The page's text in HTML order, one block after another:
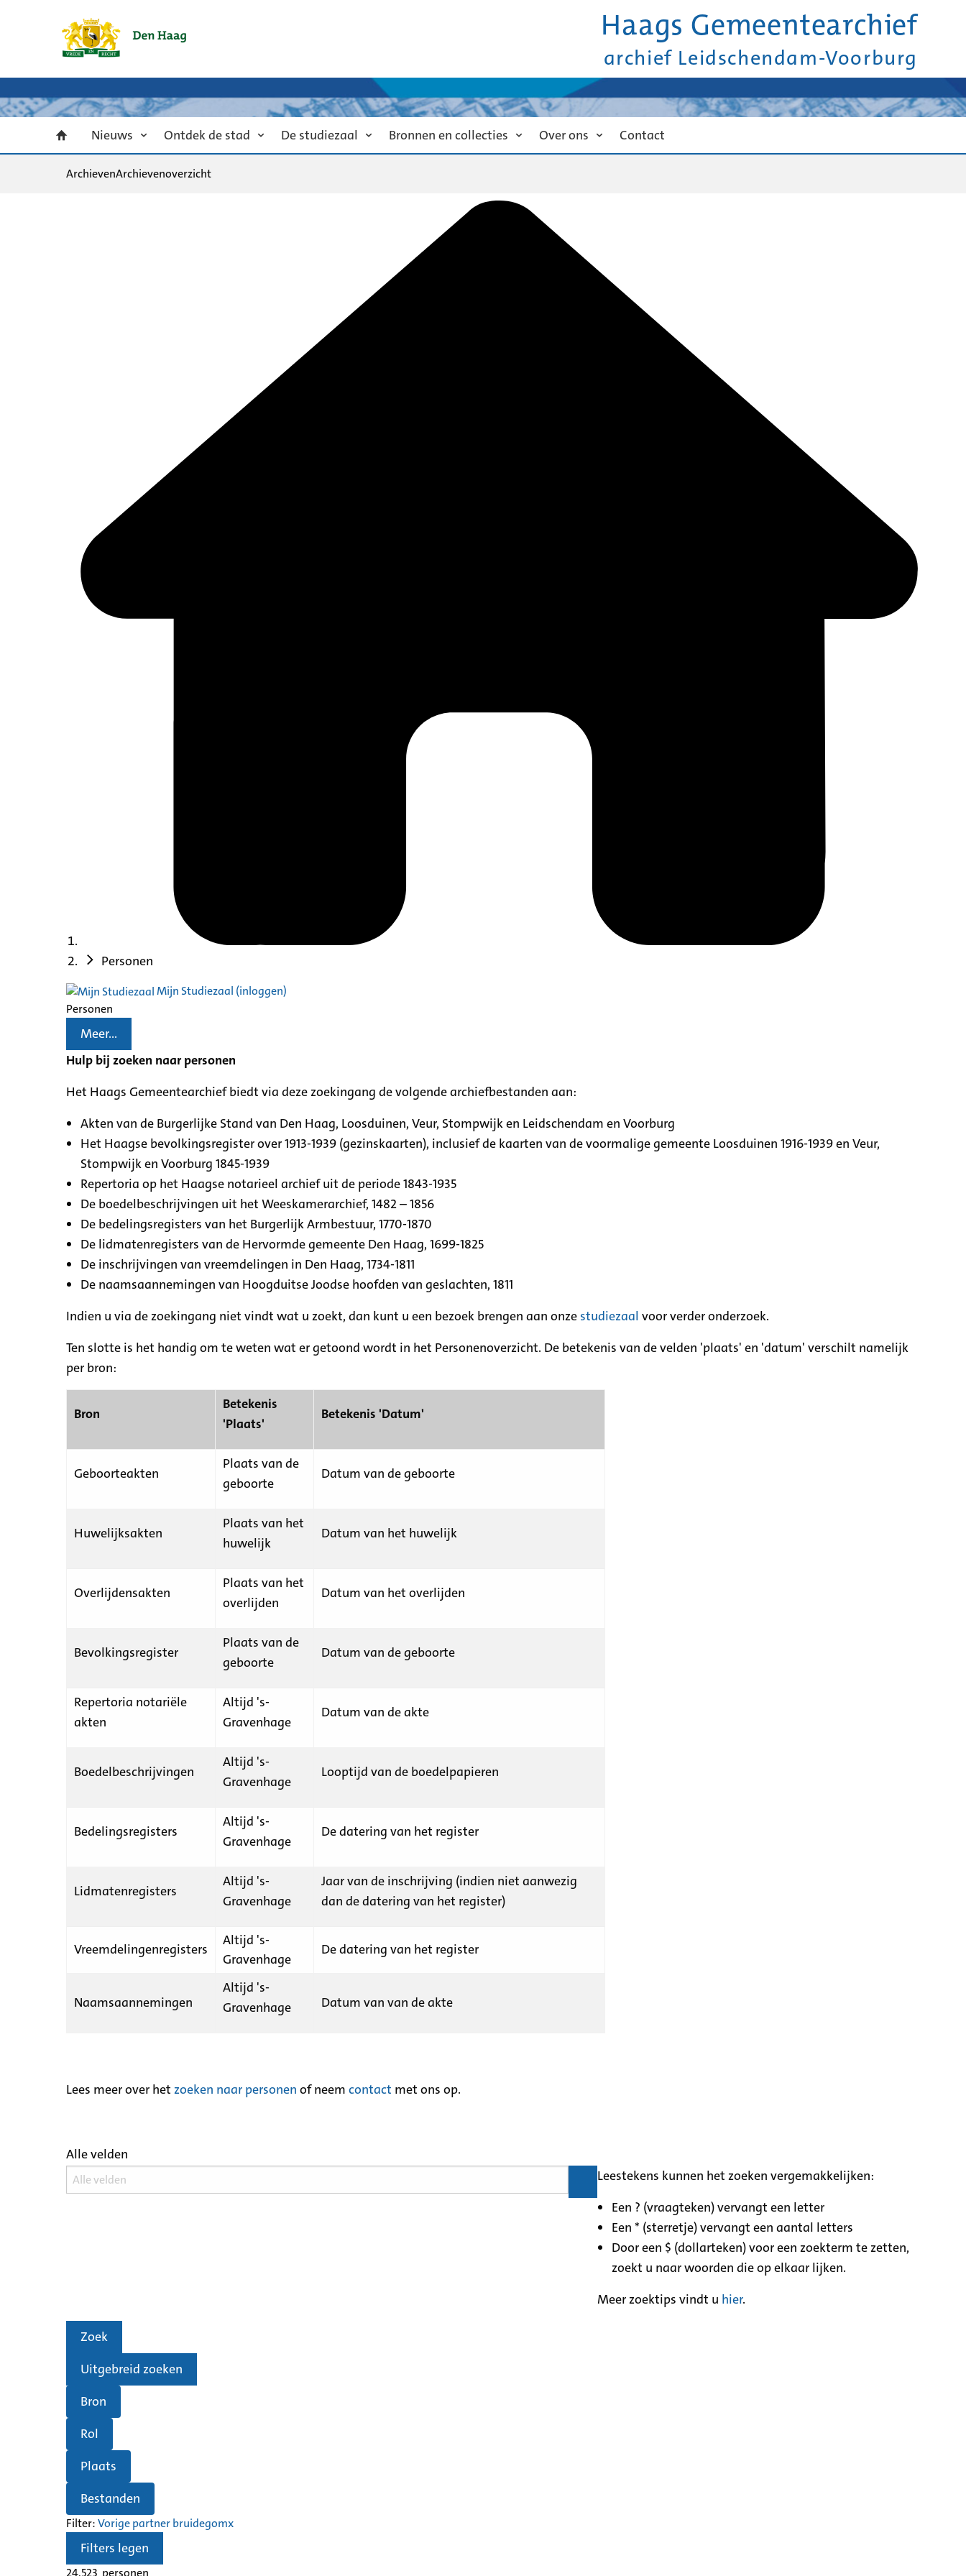
Haags Gemeentearchief
archief Leidschendam-Voorburg
Nieuws Ontdek de stad De studiezaal Bronnen en collecties Over ons Contact
ArchievenArchievenoverzicht
Personen
Mijn Studiezaal (inloggen)
Personen
Meer...
Hulp bij zoeken naar personen
Het Haags Gemeentearchief biedt via deze zoekingang de volgende archiefbestanden aan:
Akten van de Burgerlijke Stand van Den Haag, Loosduinen, Veur, Stompwijk en Leidschendam en Voorburg
Het Haagse bevolkingsregister over 1913-1939 (gezinskaarten), inclusief de kaarten van de voormalige gemeente Loosduinen 1916-1939 en Veur,
Stompwijk en Voorburg 1845-1939
Repertoria op het Haagse notarieel archief uit de periode 1843-1935
De boedelbeschrijvingen uit het Weeskamerarchief, 1482 – 1856
De bedelingsregisters van het Burgerlijk Armbestuur, 1770-1870
De lidmatenregisters van de Hervormde gemeente Den Haag, 1699-1825
De inschrijvingen van vreemdelingen in Den Haag, 1734-1811
De naamsaannemingen van Hoogduitse Joodse hoofden van geslachten, 1811
Indien u via de zoekingang niet vindt wat u zoekt, dan kunt u een bezoek brengen aan onze studiezaal voor verder onderzoek.
Ten slotte is het handig om te weten wat er getoond wordt in het Personenoverzicht. De betekenis van de velden 'plaats' en 'datum' verschilt namelijk
per bron:
Bron
Betekenis
'Plaats'
Betekenis 'Datum'
Geboorteakten
Plaats van de
geboorte
Datum van de geboorte
Huwelijksakten
Plaats van het
huwelijk
Datum van het huwelijk
Overlijdensakten
Plaats van het
overlijden
Datum van het overlijden
Bevolkingsregister
Plaats van de
geboorte
Datum van de geboorte
Repertoria notariële
akten
Altijd 's-
Gravenhage
Datum van de akte
Boedelbeschrijvingen
Altijd 's-
Gravenhage
Looptijd van de boedelpapieren
Bedelingsregisters
Altijd 's-
Gravenhage
De datering van het register
Lidmatenregisters
Altijd 's-
Gravenhage
Jaar van de inschrijving (indien niet aanwezig
dan de datering van het register)
Vreemdelingenregisters
Altijd 's-
Gravenhage
De datering van het register
Naamsaannemingen
Altijd 's-
Gravenhage
Datum van van de akte
Lees meer over het zoeken naar personen of neem contact met ons op.
Alle velden
Leestekens kunnen het zoeken vergemakkelijken:
Een ? (vraagteken) vervangt een letter
Een * (sterretje) vervangt een aantal letters
Door een $ (dollarteken) voor een zoekterm te zetten,
zoekt u naar woorden die op elkaar lijken.
Meer zoektips vindt u hier.
Zoek
Uitgebreid zoeken
Bron
Rol
Plaats
Bestanden
Filter:Vorige partner bruidegomx
Filters legen
24.523 personen